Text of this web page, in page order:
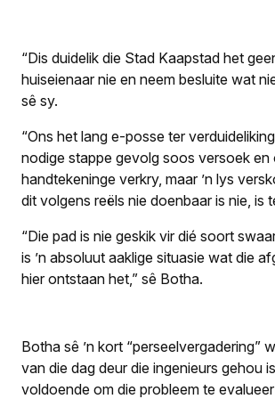
“Dis duidelik die Stad Kaapstad het
huiseienaar nie en neem besluite wat
sê sy.
“Ons het lang e-posse ter
nodige stappe gevolg soos versoek en
handtekeninge verkry, maar ’n lys
dit volgens reëls nie doenbaar is nie, is
“Die pad is nie geskik vir dié soort
is ’n absoluut aaklige situasie wat die
hier ontstaan het,” sê Botha.
Botha sê ’n kort “perseelvergadering”
van die dag deur die ingenieurs gehou
voldoende om die probleem te